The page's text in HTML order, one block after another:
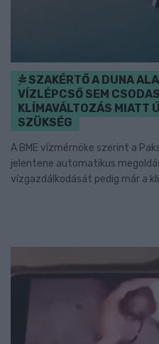
SZAKÉRTŐ A DUNA
VÍZLÉPCSŐ SEM
KLÍMAVÁLTOZÁS MIATT
SZÜKSÉG
A BME vízmérnöke szerint a
jelentene automatikus
vízgazdálkodását pedig már a